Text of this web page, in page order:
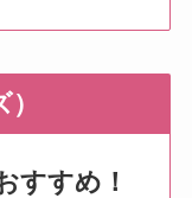
すすめ！